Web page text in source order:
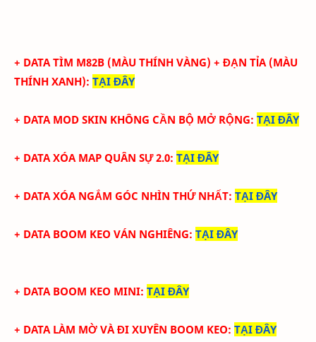
+ DATA TÌM M82B (MÀU THÍNH VÀNG) + ĐẠN TỈA (MÀU
THÍNH XANH): TẠI ĐÂY
+ DATA MOD SKIN KHÔNG CẦN BỘ MỞ RỘNG: TẠI ĐÂY
+ DATA XÓA MAP QUÂN SỰ 2.0: TẠI ĐÂY
+ DATA XÓA NGẮM GÓC NHÌN THỨ NHẤT: TẠI ĐÂY
+ DATA BOOM KEO VÁN NGHIÊNG: TẠI ĐÂY
+ DATA BOOM KEO MINI: TẠI ĐÂY
+ DATA LÀM MỜ VÀ ĐI XUYÊN BOOM KEO: TẠI ĐÂY